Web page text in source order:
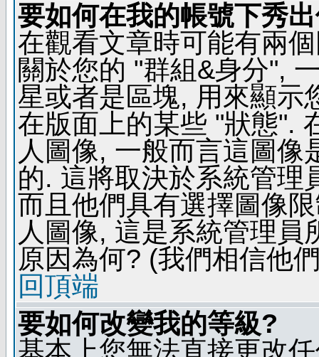
要如何在我的帳號下秀
在觀看文章時可能有兩
關於您的 "群組&身分",
星或者是區塊, 用來顯示
在版面上的某些 "狀態".
人圖像, 一般而言這圖像
的. 這將取決於系統管理
而且他們具有選擇圖像
人圖像, 這是系統管理
原因為何? (我們相信他
回頂端
要如何改變我的等級?
基本上您無法直接更改